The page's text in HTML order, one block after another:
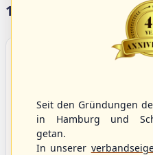
17 Vereine im S/HBV
Bargenstedt
Beavers
Seit den Gründungen
in Hamburg und
getan.
In unserer